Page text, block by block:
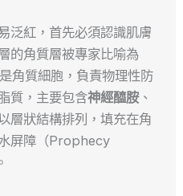
泛紅，首先必須認識肌膚
的角質層被專家比喻為
角質細胞，負責物理性防
質，主要包含神經醯胺、
層狀結構排列，填充在角
屏障（Prophecy